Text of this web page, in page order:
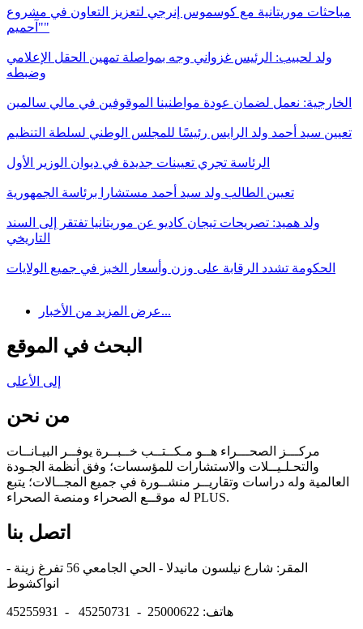
مباحثات موريتانية مع كوسموس إنرجي لتعزيز التعاون في مشروع
"آحميم"
ولد لحبيب: الرئيس غزواني وجه بمواصلة تمهين الحقل الإعلامي
وضبطه
الخارجية: نعمل لضمان عودة مواطنينا الموقوفين في مالي سالمين
تعيين سيد أحمد ولد الرايس رئيسًا للمجلس الوطني لسلطة التنظيم
الرئاسة تجري تعيينات جديدة في ديوان الوزير الأول
تعيين الطالب ولد سيد أحمد مستشارا برئاسة الجمهورية
ولد هميد: تصريحات تيجان كاديو عن موريتانيا تفتقر إلى السند
التاريخي
الحكومة تشدد الرقابة على وزن وأسعار الخبز في جميع الولايات
عرض المزيد من الأخبار...
البحث في الموقع
إلى الأعلى
من نحن
مركـــز الصحـــراء هــو مـكــتــب خــبــرة يوفــر البيـانــات
والتحـلـيــلات والاستشارات للمؤسسات؛ وفق أنظمة الجـودة
العالمية وله دراسات وتقاريــر منشــورة في جميع المجــالات؛ يتبع
له موقــع الصحراء ومنصة الصحراء PLUS.
اتصل بنا
المقر: شارع نيلسون مانيدلا - الحي الجامعي 56 تفرغ زينة -
هاتف: 25000622 - 45250731 - 45255931